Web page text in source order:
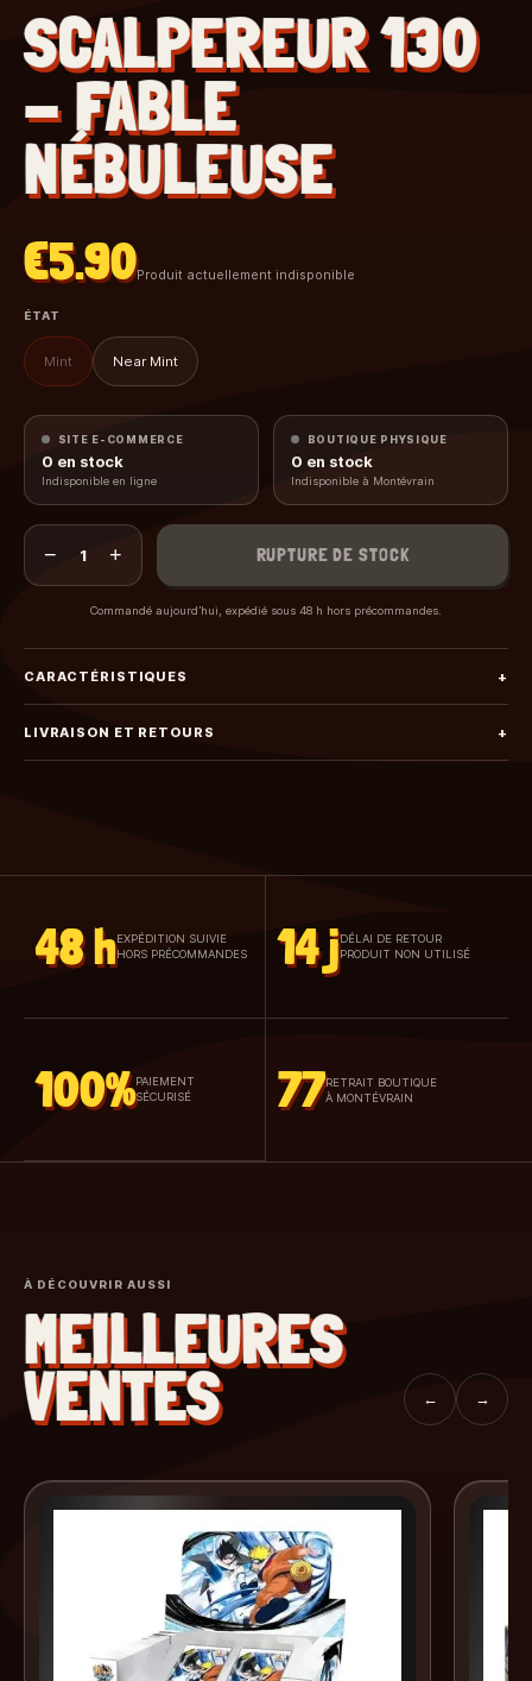
SCALPEREUR 130
- FABLE
NÉBULEUSE
€5.90Produit actuellement indisponible
ÉTAT
Mint Near Mint
SITE E-COMMERCE
0 en stock
Indisponible en ligne
BOUTIQUE PHYSIQUE
0 en stock
Indisponible à Montévrain
− 1 + RUPTURE DE STOCK
Commandé aujourd’hui, expédié sous 48 h hors précommandes.
CARACTÉRISTIQUES +
LIVRAISON ET RETOURS +
48 h EXPÉDITION SUIVIE
HORS PRÉCOMMANDES
14 jDÉLAI DE RETOUR
PRODUIT NON UTILISÉ
100% PAIEMENT
SÉCURISÉ
77RETRAIT BOUTIQUE
À MONTÉVRAIN
À DÉCOUVRIR AUSSI
MEILLEURES
VENTES ← →